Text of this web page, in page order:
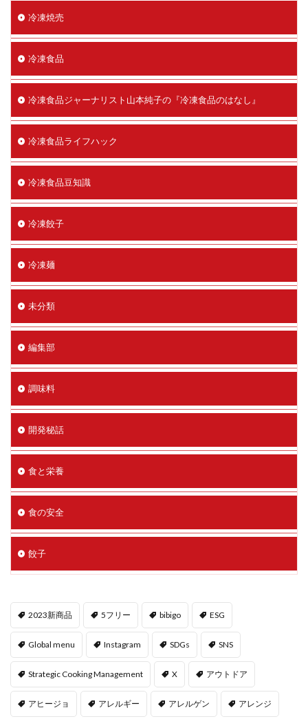
冷凍焼売
冷凍食品
冷凍食品ジャーナリスト山本純子の『冷凍食品のはなし』
冷凍食品ライフハック
冷凍食品豆知識
冷凍餃子
冷凍麺
未分類
編集部
調味料
開発秘話
食と栄養
食の安全
餃子
2023新商品 5フリー bibigo ESG
Global menu Instagram SDGs SNS
Strategic Cooking Management X アウトドア
アヒージョ アレルギー アレルゲン アレンジ